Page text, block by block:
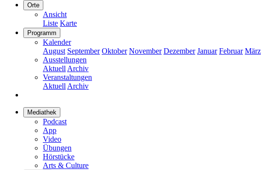
Orte
Ansicht
Liste Karte
Programm
Kalender
August September Oktober November Dezember Januar Februar März
Ausstellungen
Aktuell Archiv
Veranstaltungen
Aktuell Archiv
Mediathek
Podcast
App
Video
Übungen
Hörstücke
Arts & Culture